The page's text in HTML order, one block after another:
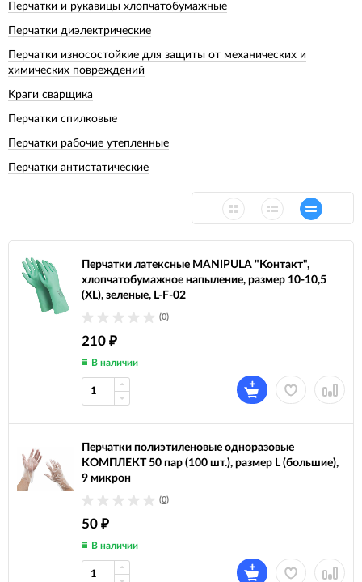
Перчатки и рукавицы хлопчатобумажные
Перчатки диэлектрические
Перчатки износостойкие для защиты от механических и
химических повреждений
Краги сварщика
Перчатки спилковые
Перчатки рабочие утепленные
Перчатки антистатические
Перчатки латексные MANIPULA "Контакт",
хлопчатобумажное напыление, размер 10-10,5
(XL), зеленые, L-F-02
(0)
210 ₽
В наличии
Перчатки полиэтиленовые одноразовые
КОМПЛЕКТ 50 пар (100 шт.), размер L (большие),
9 микрон
(0)
50 ₽
В наличии